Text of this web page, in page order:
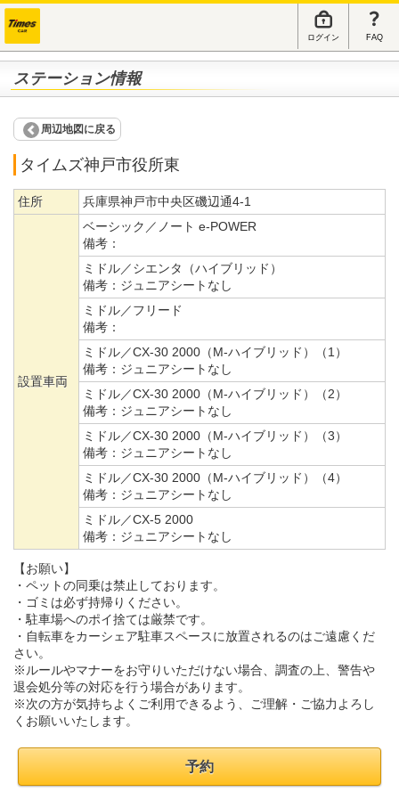
ログイン FAQ
ステーション情報
周辺地図に戻る
タイムズ神戸市役所東
住所 兵庫県神戸市中央区磯辺通4-1
設置車両
ベーシック／ノート e-POWER
備考：
ミドル／シエンタ（ハイブリッド）
備考： ジュニアシートなし
ミドル／フリード
備考：
ミドル／CX-30 2000（M-ハイブリッド）（1）
備考： ジュニアシートなし
ミドル／CX-30 2000（M-ハイブリッド）（2）
備考： ジュニアシートなし
ミドル／CX-30 2000（M-ハイブリッド）（3）
備考： ジュニアシートなし
ミドル／CX-30 2000（M-ハイブリッド）（4）
備考： ジュニアシートなし
ミドル／CX-5 2000
備考： ジュニアシートなし
【お願い】
・ペットの同乗は禁止しております。
・ゴミは必ず持帰りください。
・駐車場へのポイ捨ては厳禁です。
・自転車をカーシェア駐車スペースに放置されるのはご遠慮くだ
さい。
※ルールやマナーをお守りいただけない場合、調査の上、警告や
退会処分等の対応を行う場合があります。
※次の方が気持ちよくご利用できるよう、ご理解・ご協力よろし
くお願いいたします。
予約